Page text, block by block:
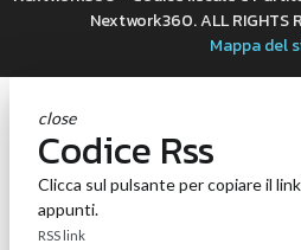
Nextwork360. ALL RIGHTS
Mappa del
close
Codice Rss
Clicca sul pulsante per copiare il
appunti.
RSS link